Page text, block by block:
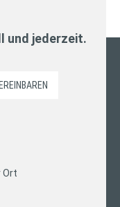
und jederzeit.
Ort